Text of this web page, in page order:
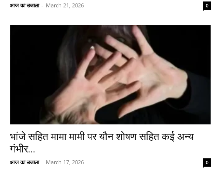
आज का उजाला - March 21, 2026 0
भांजे सहित मामा मामी पर यौन शोषण सहित कई अन्य
गंभीर...
आज का उजाला - March 17, 2026 0